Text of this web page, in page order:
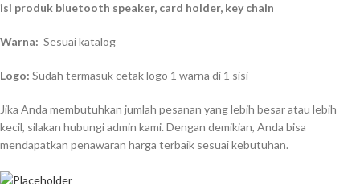
isi produk bluetooth speaker, card holder, key chain
Warna: Sesuai katalog
Logo: Sudah termasuk cetak logo 1 warna di 1 sisi
Jika Anda membutuhkan jumlah pesanan yang lebih besar atau lebih
kecil, silakan hubungi admin kami. Dengan demikian, Anda bisa
mendapatkan penawaran harga terbaik sesuai kebutuhan.